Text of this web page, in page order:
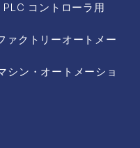
コントローラ用
クトリーオートメー
ン・オートメーショ